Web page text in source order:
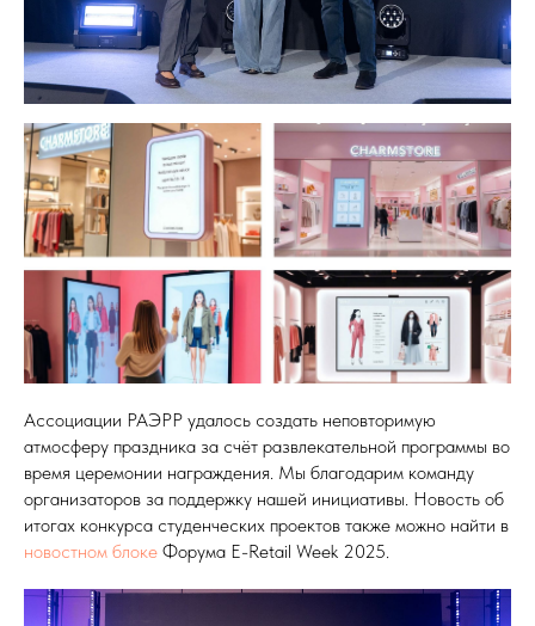
Ассоциации РАЭРР удалось создать неповторимую
атмосферу праздника за счёт развлекательной программы во
время церемонии награждения. Мы благодарим команду
организаторов за поддержку нашей инициативы. Новость об
итогах конкурса студенческих проектов также можно найти в
новостном блоке Форума E-Retail Week 2025.